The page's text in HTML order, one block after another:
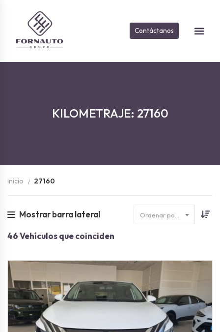
Contáctanos
KILOMETRAJE: 27160
Inicio 27160
Mostrar barra lateral
46Vehículos que coinciden